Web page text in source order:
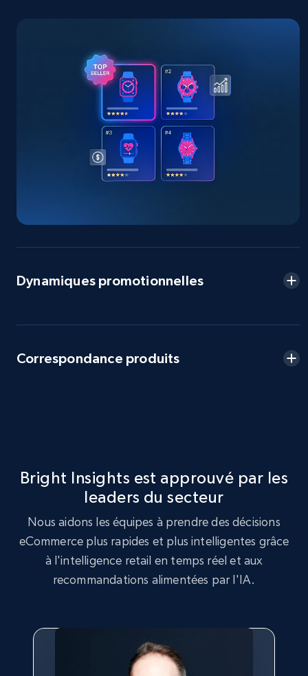
specified keywords
URL, Product id, Title, Seller name, Seller rating,
Seller reviews, Breadcrumbs, Root category, and
359+ Commencer
URL, Product id, Title, Seller name, Seller rating,
eBay - Collect records by category
Google Shopping
URL, Product id, Title, Product description,
Rating, Reviews count, Images, Variations, and
more.
Google Shopping - collects products from
Dynamiques promotionnelles
Correspondance produits
Bright Insights est approuvé par les
leaders du secteur
Nous aidons les équipes à prendre des décisions
eCommerce plus rapides et plus intelligentes grâce
à l'intelligence retail en temps réel et aux
recommandations alimentées par l'IA.